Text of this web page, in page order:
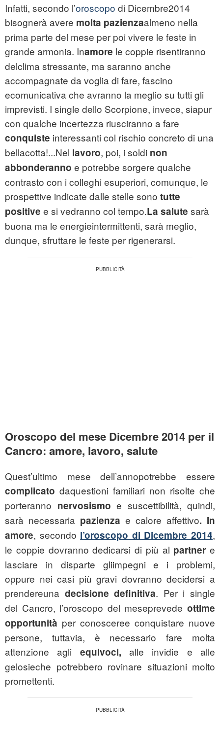
Infatti, secondo l’oroscopo di Dicembre2014
bisognerà avere molta pazienzaalmeno nella
prima parte del mese per poi vivere le feste in
grande armonia. Inamore le coppie risentiranno
delclima stressante, ma saranno anche
accompagnate da voglia di fare, fascino
ecomunicativa che avranno la meglio su tutti gli
imprevisti. I single dello Scorpione, invece, siapur
con qualche incertezza riusciranno a fare
conquiste interessanti col rischio concreto di una
bellacotta!...Nel lavoro, poi, i soldi non
abbonderanno e potrebbe sorgere qualche
contrasto con i colleghi esuperiori, comunque, le
prospettive indicate dalle stelle sono tutte
positive e si vedranno col tempo.La salute sarà
buona ma le energieintermittenti, sarà meglio,
dunque, sfruttare le feste per rigenerarsi.
Oroscopo del mese Dicembre 2014 per il
Cancro: amore, lavoro, salute
Quest’ultimo mese dell’annopotrebbe essere
complicato daquestioni familiari non risolte che
porteranno nervosismo e suscettibilità, quindi,
sarà necessaria pazienza e calore affettivo. In
amore, secondo l’oroscopo di Dicembre 2014,
le coppie dovranno dedicarsi di più al partner e
lasciare in disparte gliimpegni e i problemi,
oppure nei casi più gravi dovranno decidersi a
prendereuna decisione definitiva. Per i single
del Cancro, l’oroscopo del meseprevede ottime
opportunità per conosceree conquistare nuove
persone, tuttavia, è necessario fare molta
attenzione agli equivoci, alle invidie e alle
gelosieche potrebbero rovinare situazioni molto
promettenti.